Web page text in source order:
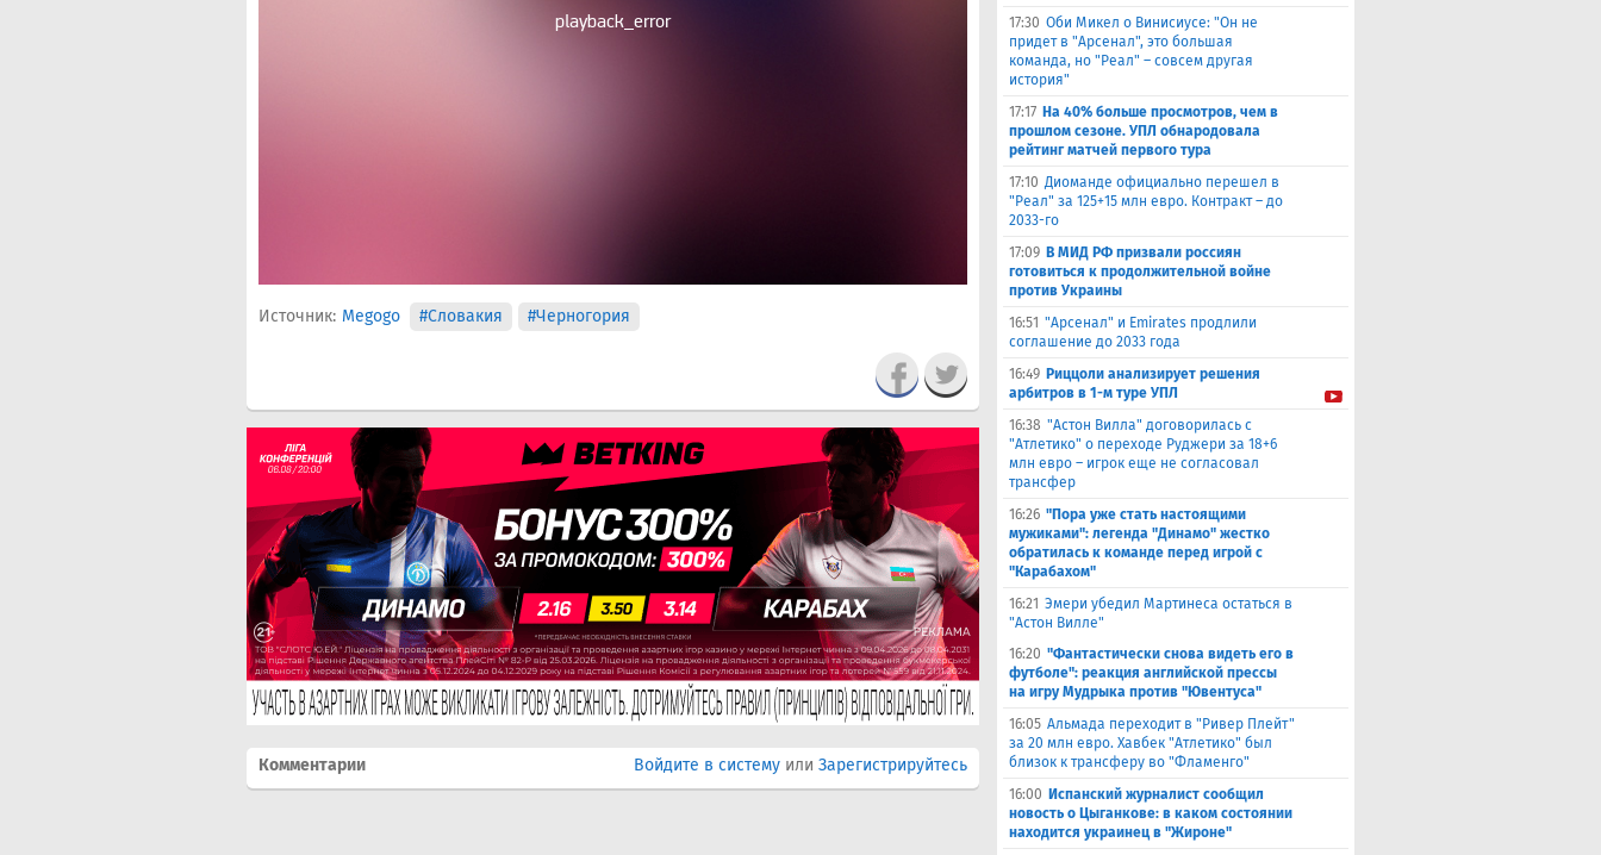
Источник: Megogo #Словакия #Черногория
Комментарии Войдите в систему или Зарегистрируйтесь
17:30 Оби Микел о Винисиусе: "Он не
придет в "Арсенал", это большая
команда, но "Реал" – совсем другая
история"
17:17 На 40% больше просмотров, чем в
прошлом сезоне. УПЛ обнародовала
рейтинг матчей первого тура
17:10 Диоманде официально перешел в
"Реал" за 125+15 млн евро. Контракт – до
2033-го
17:09 В МИД РФ призвали россиян
готовиться к продолжительной войне
против Украины
16:51 "Арсенал" и Emirates продлили
соглашение до 2033 года
16:49 Риццоли анализирует решения
арбитров в 1-м туре УПЛ
16:38 "Астон Вилла" договорилась с
"Атлетико" о переходе Руджери за 18+6
млн евро – игрок еще не согласовал
трансфер
16:26 "Пора уже стать настоящими
мужиками": легенда "Динамо" жестко
обратилась к команде перед игрой с
"Карабахом"
16:21 Эмери убедил Мартинеса остаться в
"Астон Вилле"
16:20 "Фантастически снова видеть его в
футболе": реакция английской прессы
на игру Мудрыка против "Ювентуса"
16:05 Альмада переходит в "Ривер Плейт"
за 20 млн евро. Хавбек "Атлетико" был
близок к трансферу во "Фламенго"
16:00 Испанский журналист сообщил
новость о Цыганкове: в каком состоянии
находится украинец в "Жироне"